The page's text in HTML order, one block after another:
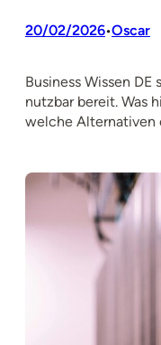
20/02/2026•Oscar
Business Wissen
nutzbar bereit. Was
welche Alternativen